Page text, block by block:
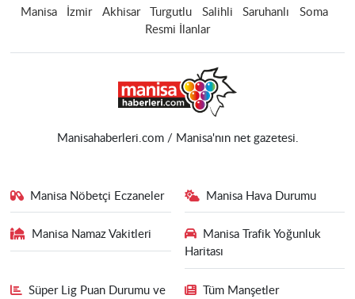
Manisa İzmir Akhisar Turgutlu Salihli Saruhanlı
Soma
Resmi İlanlar
Manisahaberleri.com / Manisa'nın net gazetesi.
Manisa Nöbetçi Eczaneler Manisa Hava Durumu
Manisa Namaz Vakitleri
Manisa Trafik Yoğunluk
Haritası
Süper Lig Puan Durumu ve
Tüm Manşetler